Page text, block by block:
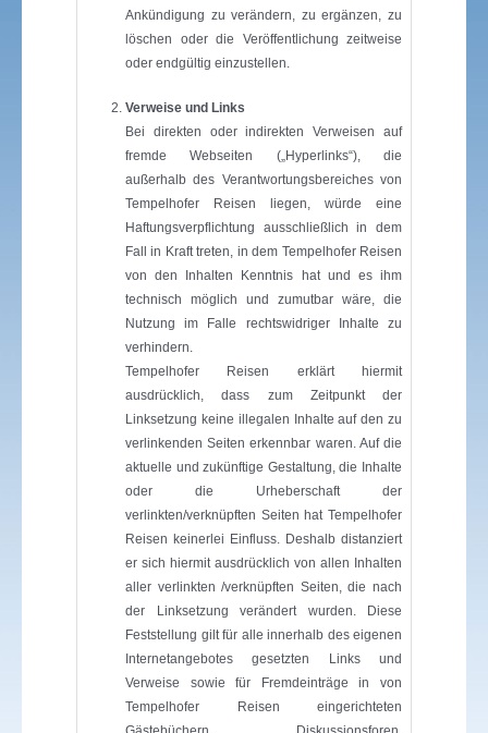
Ankündigung zu verändern, zu ergänzen, zu
löschen oder die Veröffentlichung zeitweise
oder endgültig einzustellen.
Verweise und Links
Bei direkten oder indirekten Verweisen auf
fremde Webseiten („Hyperlinks“), die
außerhalb des Verantwortungsbereiches von
Tempelhofer Reisen liegen, würde eine
Haftungsverpflichtung ausschließlich in dem
Fall in Kraft treten, in dem Tempelhofer Reisen
von den Inhalten Kenntnis hat und es ihm
technisch möglich und zumutbar wäre, die
Nutzung im Falle rechtswidriger Inhalte zu
verhindern.
Tempelhofer Reisen erklärt hiermit
ausdrücklich, dass zum Zeitpunkt der
Linksetzung keine illegalen Inhalte auf den zu
verlinkenden Seiten erkennbar waren. Auf die
aktuelle und zukünftige Gestaltung, die Inhalte
oder die Urheberschaft der
verlinkten/verknüpften Seiten hat Tempelhofer
Reisen keinerlei Einfluss. Deshalb distanziert
er sich hiermit ausdrücklich von allen Inhalten
aller verlinkten /verknüpften Seiten, die nach
der Linksetzung verändert wurden. Diese
Feststellung gilt für alle innerhalb des eigenen
Internetangebotes gesetzten Links und
Verweise sowie für Fremdeinträge in von
Tempelhofer Reisen eingerichteten